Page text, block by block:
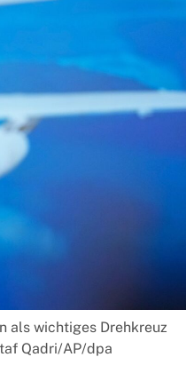
als wichtiges Drehkreuz
Qadri/AP/dpa